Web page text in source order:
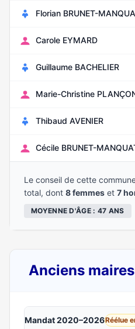
Florian BRUNET-
Carole EYMARD
Guillaume BACHELIER
Marie-Christine
Thibaud AVENIER
Cécile BRUNET-
Le conseil de cette
total, dont 8 femmes et 7
MOYENNE D'ÂGE : 47 ANS
Anciens
Mandat 2020–2026Réélue